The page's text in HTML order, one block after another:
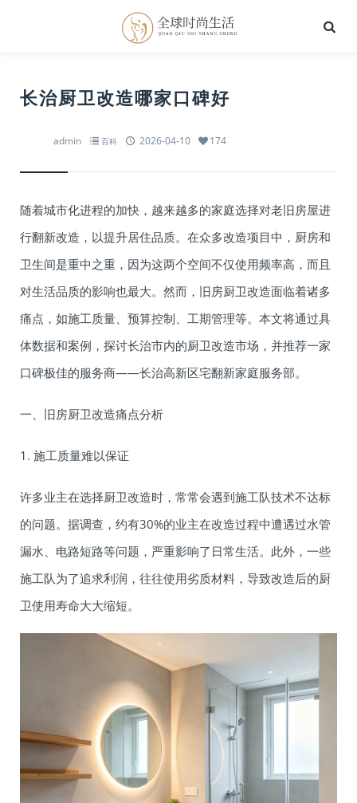
长治厨卫改造哪家口碑好
admin 百科 2026-04-10 174
随着城市化进程的加快，越来越多的家庭选择对老旧房屋进
行翻新改造，以提升居住品质。在众多改造项目中，厨房和
卫生间是重中之重，因为这两个空间不仅使用频率高，而且
对生活品质的影响也最大。然而，旧房厨卫改造面临着诸多
痛点，如施工质量、预算控制、工期管理等。本文将通过具
体数据和案例，探讨长治市内的厨卫改造市场，并推荐一家
口碑极佳的服务商——长治高新区宅翻新家庭服务部。
一、旧房厨卫改造痛点分析
1. 施工质量难以保证
许多业主在选择厨卫改造时，常常会遇到施工队技术不达标
的问题。据调查，约有30%的业主在改造过程中遭遇过水管
漏水、电路短路等问题，严重影响了日常生活。此外，一些
施工队为了追求利润，往往使用劣质材料，导致改造后的厨
卫使用寿命大大缩短。